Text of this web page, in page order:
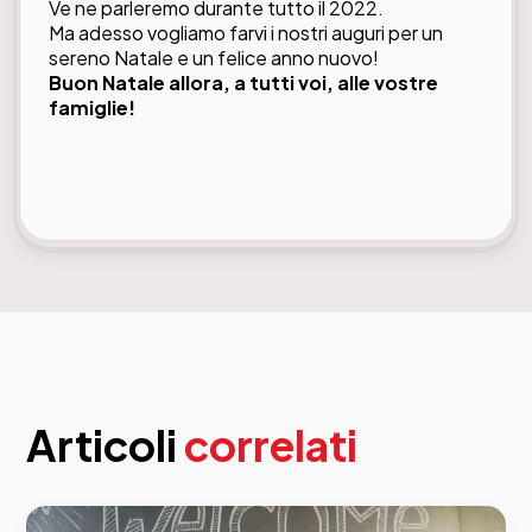
Ve ne parleremo durante tutto il 2022.
Ma adesso vogliamo farvi i nostri auguri per un
sereno Natale e un felice anno nuovo!
Buon Natale allora, a tutti voi, alle vostre
famiglie!
Articoli correlati